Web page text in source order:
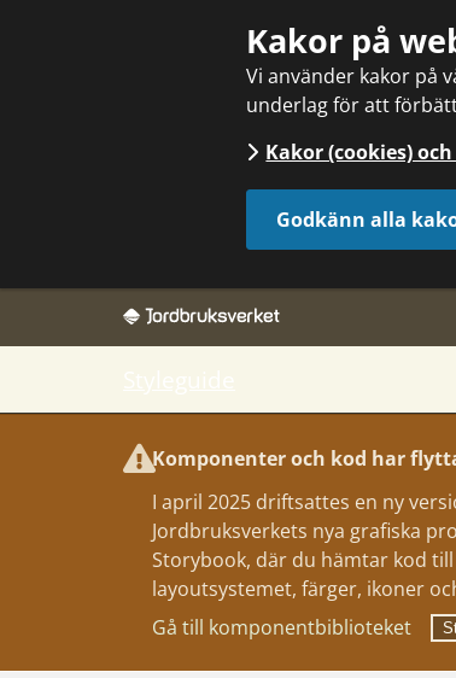
Kakor på
Vi använder kakor på
underlag för att
Kakor (cookies)
Godkänn alla
Komponenter och kod har
I april 2025 driftsattes en ny
Jordbruksverkets nya grafiska
Storybook, där du hämtar kod
layoutsystemet, färger, ikoner
Gå till komponentbiblioteket